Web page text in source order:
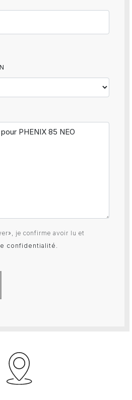
je confirme avoir lu et
confidentialité .